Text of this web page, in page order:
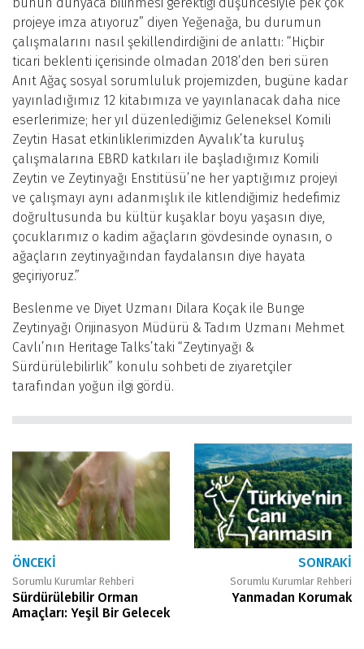
projeye imza atıyoruz” diyen Yeğenağa, bu durumun
çalışmalarını nasıl şekillendirdiğini de anlattı: “Hiçbir
ticari beklenti içerisinde olmadan 2018’den beri süren
Anıt Ağaç sosyal sorumluluk projemizden, bugüne kadar
yayınladığımız 12 kitabımıza ve yayınlanacak daha nice
eserlerimize; her yıl düzenlediğimiz Geleneksel Komili
Zeytin Hasat etkinliklerimizden Ayvalık’ta kuruluş
çalışmalarına EBRD katkıları ile başladığımız Komili
Zeytin ve Zeytinyağı Enstitüsü’ne her yaptığımız projeyi
ve çalışmayı aynı adanmışlık ile kitlendiğimiz hedefimiz
doğrultusunda bu kültür kuşaklar boyu yaşasın diye,
çocuklarımız o kadim ağaçların gövdesinde oynasın, o
ağaçların zeytinyağından faydalansın diye hayata
geçiriyoruz.”
Beslenme ve Diyet Uzmanı Dilara Koçak ile Bunge
Zeytinyağı Orijinasyon Müdürü & Tadım Uzmanı Mehmet
Cavlı’nın Heritage Talks’taki “Zeytinyağı &
Sürdürülebilirlik” konulu sohbeti de ziyaretçiler
tarafından yoğun ilgi gördü.
ÖNCEKI
Sorumlu Kurumlar Rehberi
Sürdürülebilir Orman
Amaçları: Yeşil Bir Gelecek
SONRAKI
Sorumlu Kurumlar Rehberi
Yanmadan Korumak